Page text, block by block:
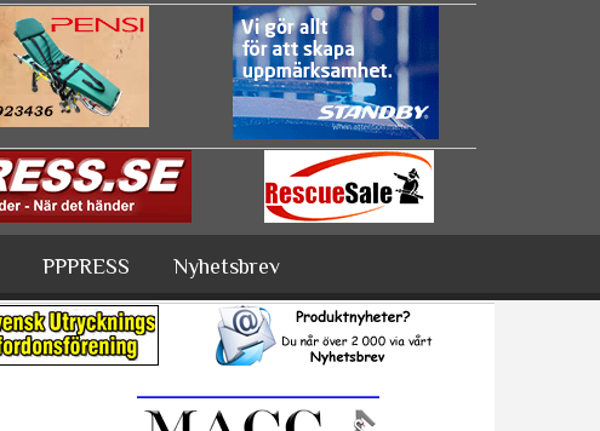
PPPRESS Nyhetsbrev